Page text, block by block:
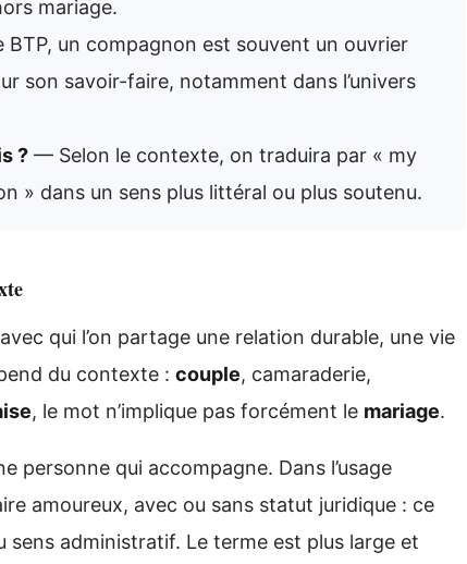
mariage.
BTP, un compagnon est souvent un ouvrier
son savoir-faire, notamment dans l’univers
? — Selon le contexte, on traduira par « my
» dans un sens plus littéral ou plus soutenu.
qui l’on partage une relation durable, une vie
du contexte : couple, camaraderie,
, le mot n’implique pas forcément le mariage.
personne qui accompagne. Dans l’usage
amoureux, avec ou sans statut juridique : ce
sens administratif. Le terme est plus large et